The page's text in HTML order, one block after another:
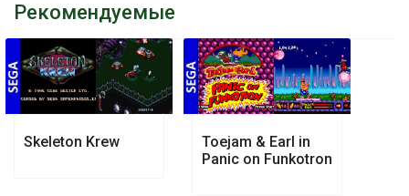
Рекомендуемые
Skeleton Krew
Toejam & Earl in
Panic on Funkotron